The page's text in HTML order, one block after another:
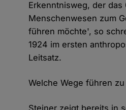
Erkenntnisweg, der das
Menschenwesen zum
führen möchte', so
1924 im ersten
Leitsatz.
Welche Wege führen